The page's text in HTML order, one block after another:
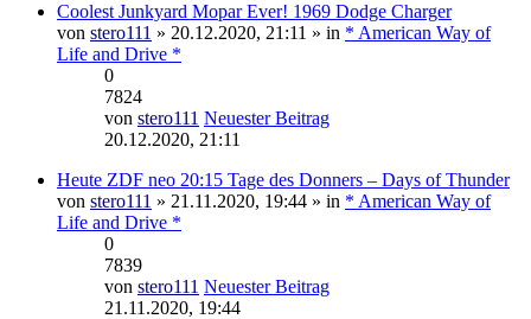
Coolest Junkyard Mopar Ever! 1969 Dodge Charger
von stero111 » 20.12.2020, 21:11 » in * American Way of
Life and Drive *
0
7824
von stero111 Neuester Beitrag
20.12.2020, 21:11
Heute ZDF neo 20:15 Tage des Donners – Days of Thunder
von stero111 » 21.11.2020, 19:44 » in * American Way of
Life and Drive *
0
7839
von stero111 Neuester Beitrag
21.11.2020, 19:44